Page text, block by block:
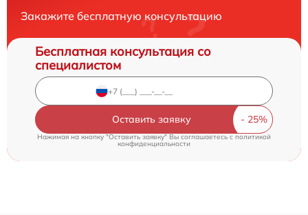
Закажите бесплатную консультацию
Бесплатная консультация со
специалистом
Оставить заявку
Нажимая на кнопку "Оставить заявку" Вы соглашаетесь c политикой
конфиденциальности